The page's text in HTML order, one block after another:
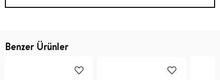
Benzer Ürünler